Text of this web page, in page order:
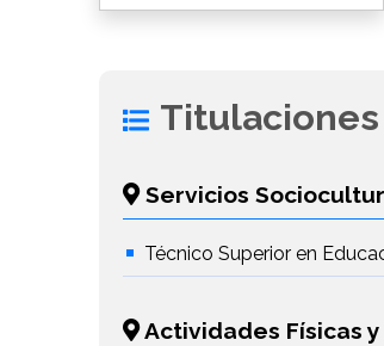
Servicios
Técnico Superior en
Actividades Físicas